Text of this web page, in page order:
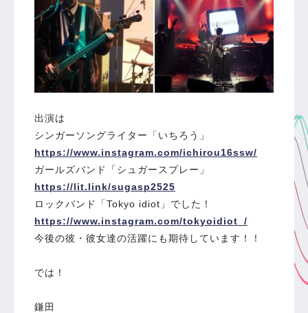
出演は
シンガーソングライター「いちろう」
https://www.instagram.com/ichirou16ssw/
ガールズバンド「シュガースプレー」
https://lit.link/sugasp2525
ロックバンド「Tokyo idiot」でした！
https://www.instagram.com/tokyoidiot_/
今後の彼・彼女達の活躍にも期待しています！！
では！
鎌田